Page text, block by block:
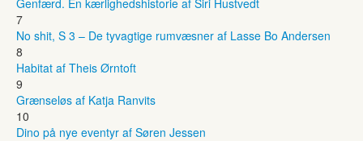
7
No shit, S 3 – De tyvagtige rumvæsner af Lasse Bo Andersen
8
Habitat af Theis Ørntoft
9
Grænseløs af Katja Ranvits
10
Dino på nye eventyr af Søren Jessen